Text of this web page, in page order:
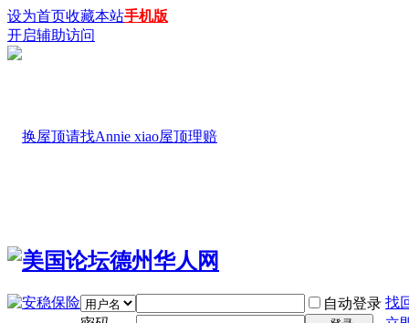
设为首页收藏本站手机版
开启辅助访问
自动登录 找